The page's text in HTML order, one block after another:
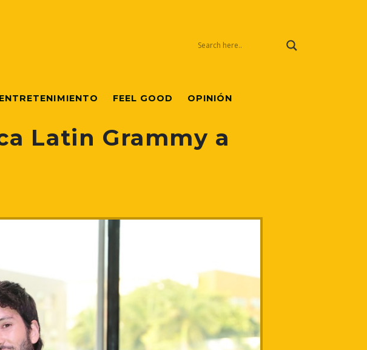
ENTRETENIMIENTO FEEL GOOD OPINIÓN
Latin Grammy a